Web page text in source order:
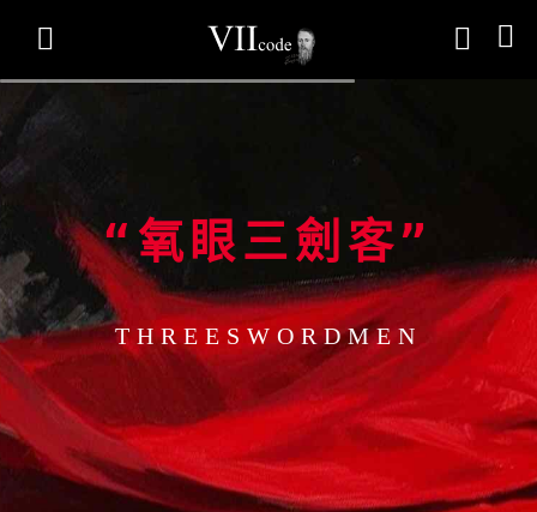
  
“氧眼三劍客”
THREESWORDMEN